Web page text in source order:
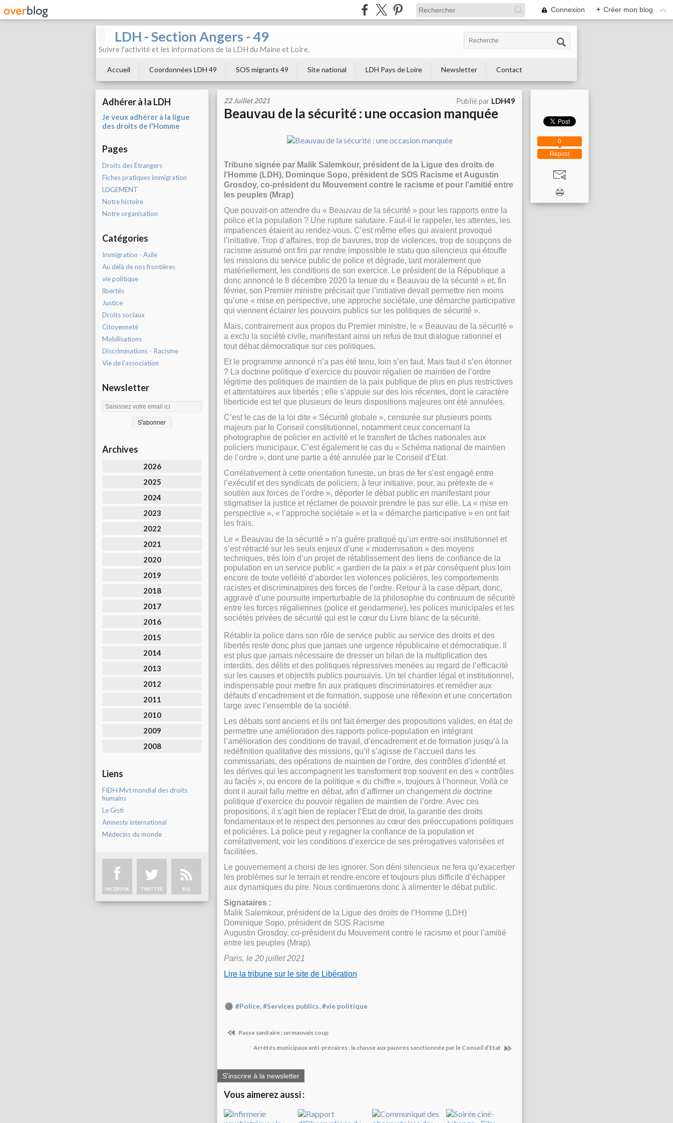
Connexion + Créer mon blog
LDH - Section Angers - 49
Suivre l'activité et les informations de la LDH du Maine et Loire.
Accueil Coordonnées LDH 49 SOS migrants 49 Site national LDH Pays de Loire Newsletter Contact
Adhérer à la LDH
Je veux adhérer à la ligue
des droits de l'Homme
Pages
Droits des Étrangers
Fiches pratiques immigration
LOGEMENT
Notre histoire
Notre organisation
Catégories
Immigration - Asile
Au delà de nos frontières
vie politique
libertés
Justice
Droits sociaux
Citoyenneté
Mobilisations
Discriminations - Racisme
Vie de l'association
Newsletter
Archives
2026
2025
2024
2023
2022
2021
2020
2019
2018
2017
2016
2015
2014
2013
2012
2011
2010
2009
2008
Liens
FIDH Mvt mondial des droits
humains
Le Gisti
Amnesty international
Médecins du monde
FACEBOOK TWITTER RSS
22 Juillet 2021 Publié par LDH49
Beauvau de la sécurité : une occasion manquée
Tribune signée par Malik Salemkour, président de la Ligue des droits de
l’Homme (LDH), Dominque Sopo, président de SOS Racisme et Augustin
Grosdoy, co-président du Mouvement contre le racisme et pour l’amitié entre
les peuples (Mrap)
Que pouvait-on attendre du « Beauvau de la sécurité » pour les rapports entre la
police et la population ? Une rupture salutaire. Faut-il le rappeler, les attentes, les
impatiences étaient au rendez-vous. C’est même elles qui avaient provoqué
l’initiative. Trop d’affaires, trop de bavures, trop de violences, trop de soupçons de
racisme assumé ont fini par rendre impossible le statu quo silencieux qui étouffe
les missions du service public de police et dégrade, tant moralement que
matériellement, les conditions de son exercice. Le président de la République a
donc annoncé le 8 décembre 2020 la tenue du « Beauvau de la sécurité » et, fin
février, son Premier ministre précisait que l’initiative devait permettre rien moins
qu’une « mise en perspective, une approche sociétale, une démarche participative
qui viennent éclairer les pouvoirs publics sur les politiques de sécurité ».
Mais, contrairement aux propos du Premier ministre, le « Beauvau de la sécurité »
a exclu la société civile, manifestant ainsi un refus de tout dialogue rationnel et
tout débat démocratique sur ces politiques.
Et le programme annoncé n’a pas été tenu, loin s’en faut. Mais faut-il s’en étonner
? La doctrine politique d’exercice du pouvoir régalien de maintien de l’ordre
légitime des politiques de maintien de la paix publique de plus en plus restrictives
et attentatoires aux libertés ; elle s’appuie sur des lois récentes, dont le caractère
liberticide est tel que plusieurs de leurs dispositions majeures ont été annulées.
C’est le cas de la loi dite « Sécurité globale », censurée sur plusieurs points
majeurs par le Conseil constitutionnel, notamment ceux concernant la
photographie de policier en activité et le transfert de tâches nationales aux
policiers municipaux. C’est également le cas du « Schéma national de maintien
de l’ordre », dont une partie a été annulée par le Conseil d’Etat.
Corrélativement à cette orientation funeste, un bras de fer s’est engagé entre
l’exécutif et des syndicats de policiers, à leur initiative, pour, au prétexte de «
soutien aux forces de l’ordre », déporter le débat public en manifestant pour
stigmatiser la justice et réclamer de pouvoir prendre le pas sur elle. La « mise en
perspective », « l’approche sociétale » et la « démarche participative » en ont fait
les frais.
Le « Beauvau de la sécurité » n’a guère pratiqué qu’un entre-soi institutionnel et
s’est rétracté sur les seuls enjeux d’une « modernisation » des moyens
techniques, très loin d’un projet de rétablissement des liens de confiance de la
population en un service public « gardien de la paix » et par conséquent plus loin
encore de toute velléité d’aborder les violences policières, les comportements
racistes et discriminatoires des forces de l’ordre. Retour à la case départ, donc,
aggravé d’une poursuite imperturbable de la philosophie du continuum de sécurité
entre les forces régaliennes (police et gendarmerie), les polices municipales et les
sociétés privées de sécurité qui est le cœur du Livre blanc de la sécurité.
Rétablir la police dans son rôle de service public au service des droits et des
libertés reste donc plus que jamais une urgence républicaine et démocratique. Il
est plus que jamais nécessaire de dresser un bilan de la multiplication des
interdits, des délits et des politiques répressives menées au regard de l’efficacité
sur les causes et objectifs publics poursuivis. Un tel chantier légal et institutionnel,
indispensable pour mettre fin aux pratiques discriminatoires et remédier aux
défauts d’encadrement et de formation, suppose une réflexion et une concertation
large avec l’ensemble de la société.
Les débats sont anciens et ils ont fait émerger des propositions valides, en état de
permettre une amélioration des rapports police-population en intégrant
l’amélioration des conditions de travail, d’encadrement et de formation jusqu’à la
redéfinition qualitative des missions, qu’il s’agisse de l’accueil dans les
commissariats, des opérations de maintien de l’ordre, des contrôles d’identité et
les dérives qui les accompagnent les transforment trop souvent en des « contrôles
au faciès », ou encore de la politique « du chiffre », toujours à l’honneur. Voilà ce
dont il aurait fallu mettre en débat, afin d’affirmer un changement de doctrine
politique d’exercice du pouvoir régalien de maintien de l’ordre. Avec ces
propositions, il s’agit bien de replacer l’Etat de droit, la garantie des droits
fondamentaux et le respect des personnes au cœur des préoccupations politiques
et policières. La police peut y regagner la confiance de la population et
corrélativement, voir les conditions d’exercice de ses prérogatives valorisées et
facilitées.
Le gouvernement a choisi de les ignorer. Son déni silencieux ne fera qu’exacerber
les problèmes sur le terrain et rendre encore et toujours plus difficile d’échapper
aux dynamiques du pire. Nous continuerons donc à alimenter le débat public.
Signataires :
Malik Salemkour, président de la Ligue des droits de l’Homme (LDH)
Dominique Sopo, président de SOS Racisme
Augustin Grosdoy, co-président du Mouvement contre le racisme et pour l’amitié
entre les peuples (Mrap)
Paris, le 20 juillet 2021
Lire la tribune sur le site de Libération
#Police,#Services publics,#vie politique
Passe sanitaire : un mauvais coup
Arrêtés municipaux anti-précaires : la chasse aux pauvres sanctionnée par le Conseil d’Etat
S'inscrire à la newsletter
Vous aimerez aussi :
Repost
0